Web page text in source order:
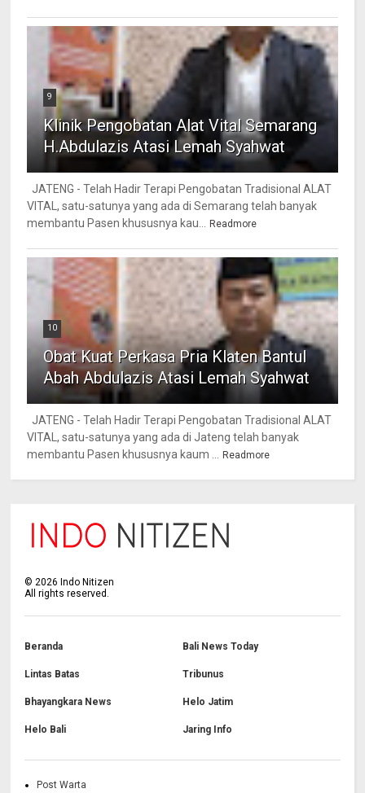
9
Klinik Pengobatan Alat Vital Semarang
H.Abdulazis Atasi Lemah Syahwat
JATENG - Telah Hadir Terapi Pengobatan Tradisional ALAT
VITAL, satu-satunya yang ada di Semarang telah banyak
membantu Pasen khususnya kau...
Readmore
10
Obat Kuat Perkasa Pria Klaten Bantul
Abah Abdulazis Atasi Lemah Syahwat
JATENG - Telah Hadir Terapi Pengobatan Tradisional ALAT
VITAL, satu-satunya yang ada di Jateng telah banyak
membantu Pasen khususnya kaum ...
Readmore
©2026 Indo Nitizen
All rights reserved.
Beranda Bali News Today
Lintas Batas Tribunus
Bhayangkara News Helo Jatim
Helo Bali Jaring Info
Post Warta